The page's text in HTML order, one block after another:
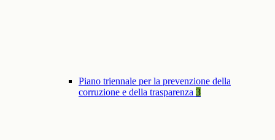
Piano triennale per la prevenzione della
corruzione e della trasparenza 3